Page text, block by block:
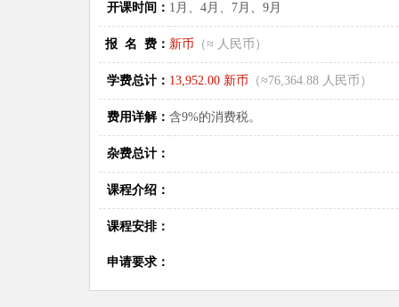
开课时间： 1月、4月、7月、9月
报 名 费： 新币 （≈ 人民币）
学费总计： 13,952.00 新币 （≈76,364.88 人民币）
费用详解： 含9%的消费税。
杂费总计：
课程介绍：
课程安排：
申请要求：